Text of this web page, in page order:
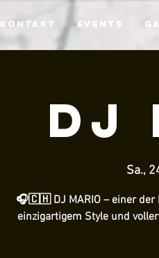
Kontakt Events
DJ
Sa.,
🎧🇨🇭 DJ MARIO – einer der
einzigartigem Style und